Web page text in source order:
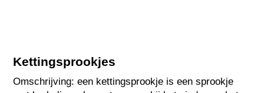
Kettingsprookjes
Omschrijving: een kettingsprookje is een sprookje